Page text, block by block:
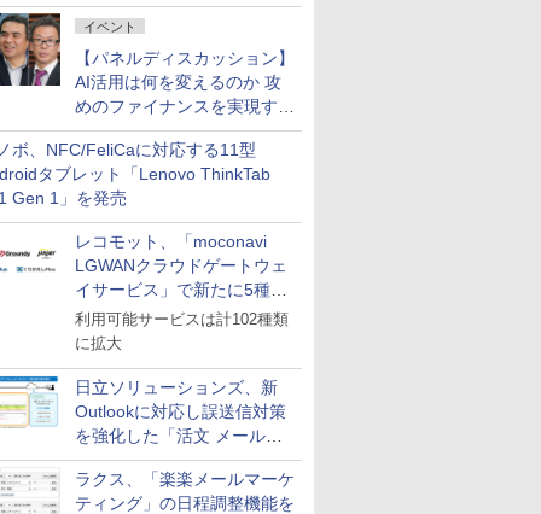
イベント
【パネルディスカッション】
AI活用は何を変えるのか 攻
めのファイナンスを実現する
業務設計とマインドセット変
革
ボ、NFC/FeliCaに対応する11型
タブレット「Lenovo ThinkTab
Gen 1」を発売
レコモット、「moconavi
LGWANクラウドゲートウェ
イサービス」で新たに5種類
のサービスと連携開始
利用可能サービスは計102種類
に拡大
日立ソリューションズ、新
Outlookに対応し誤送信対策
を強化した「活文 メール誤
送信防止アドインサービス」
を提供
ラクス、「楽楽メールマーケ
ティング」の日程調整機能を